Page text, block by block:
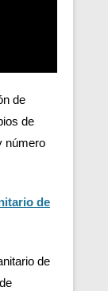
de
de
número
de
de